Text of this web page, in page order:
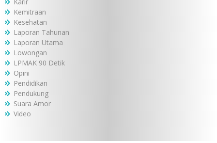
Kemitraan
Kesehatan
Laporan Tahunan
Laporan Utama
Lowongan
LPMAK 90 Detik
Opini
Pendidikan
Pendukung
Suara Amor
Video